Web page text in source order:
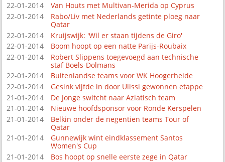
22-01-2014
Van Houts met Multivan-Merida op Cyprus
22-01-2014
Rabo/Liv met Nederlands getinte ploeg naar
Qatar
22-01-2014
Kruijswijk: 'Wil er staan tijdens de Giro'
22-01-2014
Boom hoopt op een natte Parijs-Roubaix
22-01-2014
Robert Slippens toegevoegd aan technische
staf Boels-Dolmans
22-01-2014
Buitenlandse teams voor WK Hoogerheide
22-01-2014
Gesink vijfde in door Ulissi gewonnen etappe
21-01-2014
De Jonge switcht naar Aziatisch team
21-01-2014
Nieuwe hoofdsponsor voor Ronde Kerspelen
21-01-2014
Belkin onder de negentien teams Tour of
Qatar
21-01-2014
Gunnewijk wint eindklassement Santos
Women's Cup
21-01-2014
Bos hoopt op snelle eerste zege in Qatar